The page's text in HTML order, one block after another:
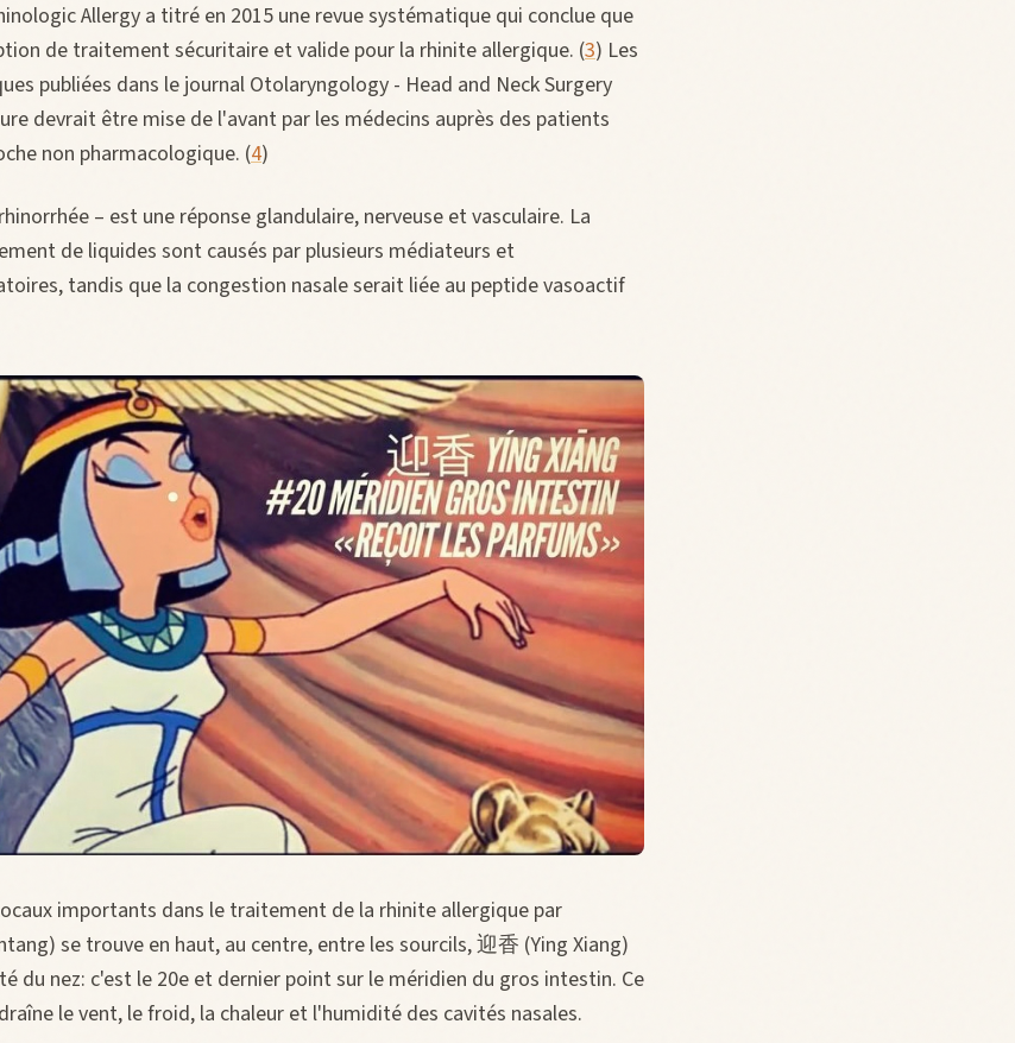
Allergy a titré en 2015 une revue systématique qui conclue que
de traitement sécuritaire et valide pour la rhinite allergique. (3) Les
publiées dans le journal Otolaryngology - Head and Neck Surgery
devrait être mise de l'avant par les médecins auprès des patients
non pharmacologique. (4)
– est une réponse glandulaire, nerveuse et vasculaire. La
de liquides sont causés par plusieurs médiateurs et
tandis que la congestion nasale serait liée au peptide vasoactif
importants dans le traitement de la rhinite allergique par
se trouve en haut, au centre, entre les sourcils, 迎香 (Ying Xiang)
du nez: c'est le 20e et dernier point sur le méridien du gros intestin. Ce
le vent, le froid, la chaleur et l'humidité des cavités nasales.